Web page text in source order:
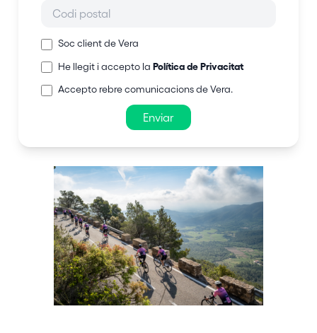
Soc client de Vera
He llegit i accepto la Política de Privacitat
Accepto rebre comunicacions de Vera.
Enviar